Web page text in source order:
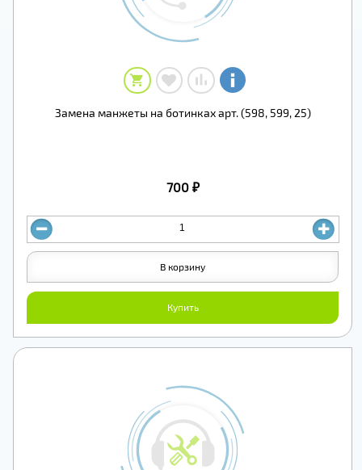
Замена манжеты на ботинках арт. (598, 599, 25)
700 ₽
Купить
В корзину